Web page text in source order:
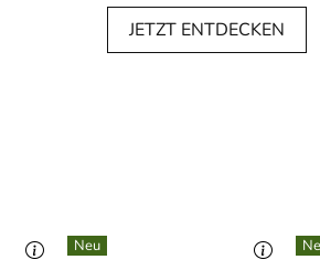
JETZT ENTDECKEN